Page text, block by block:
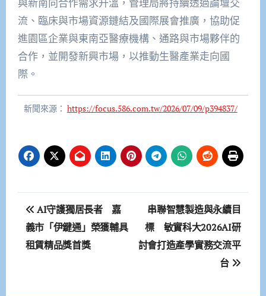
流、臨床與市場資源鏈結及國際展會推廣，協助促
進園區企業與東南亞醫療機構、通路與市場夥伴的
合作，並開發新興市場，以推動生醫產業走向國
際。
新聞來源： https://focus.586.com.tw/2026/07/09/p394837/
文
章
導
AI守護獨居長者 嘉
義市「伊鍵通」榮獲輔具
租賃精品獎首獎
串聯智慧製造與永續目
標 敏實科大2026AI研
討會打造產學實務交流平
台